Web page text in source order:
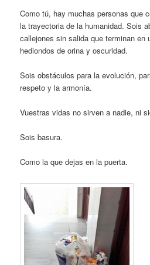
Como tú, hay muchas personas que
la trayectoria de la humanidad. Sois
callejones sin salida que terminan en
hediondos de orina y oscuridad.
Sois obstáculos para la evolución,
respeto y la armonía.
Vuestras vidas no sirven a nadie, ni
Sois basura.
Como la que dejas en la puerta.